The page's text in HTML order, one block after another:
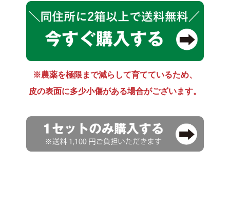
※農薬を極限まで減らして育てているため、
皮の表面に多少小傷がある場合がございます。